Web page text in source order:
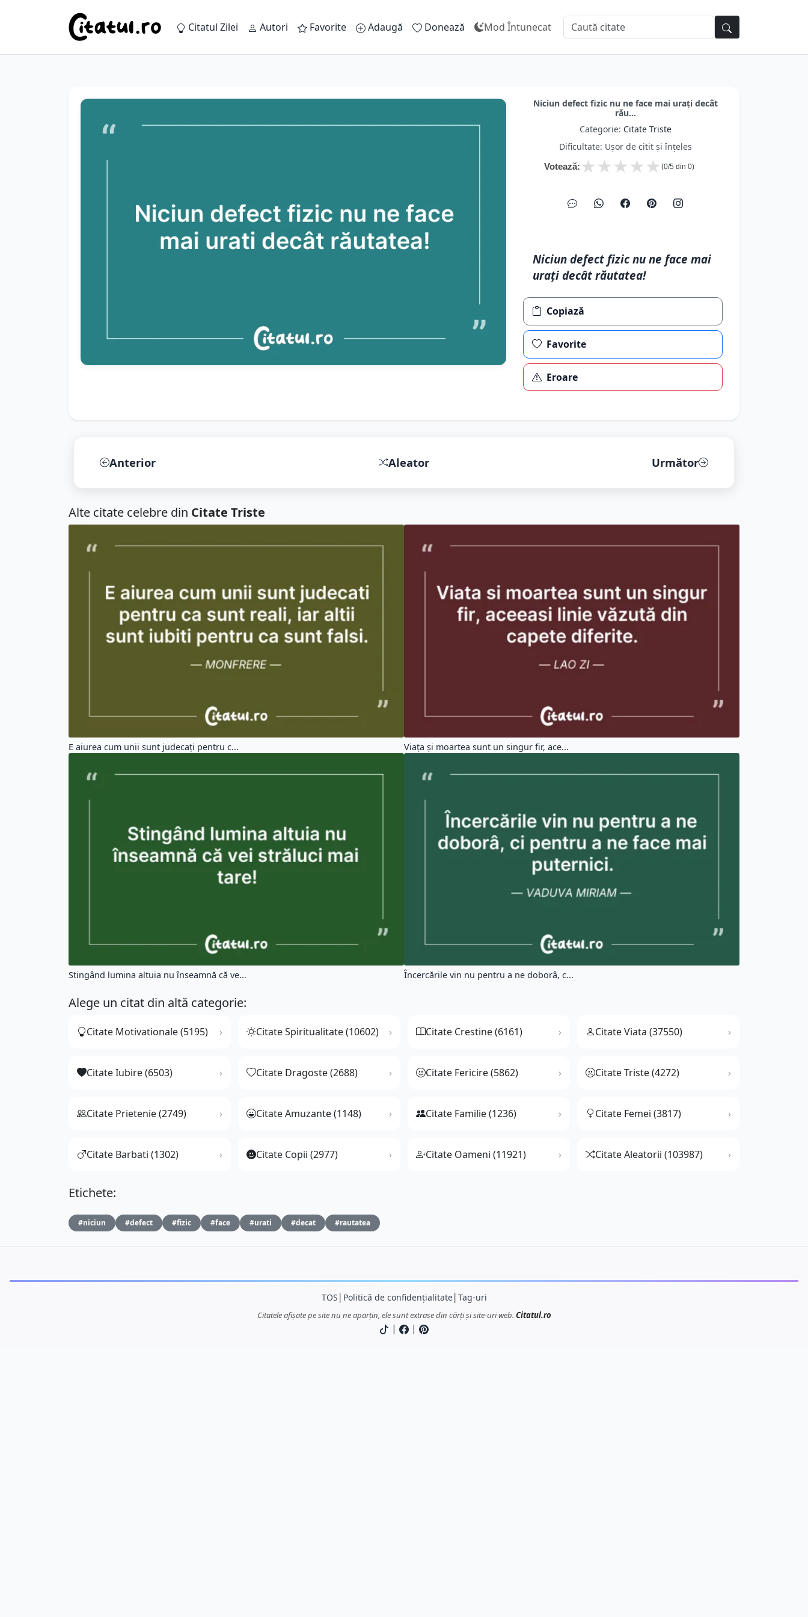
Citatul Zilei Autori Favorite Adaugă Donează Mod Întunecat
Niciun defect fizic nu ne face mai urați decât
rău...
Categorie: Citate Triste
Dificultate: Ușor de citit și înțeles
Votează: ★
★
★
★
★ (0/5 din 0)
Niciun defect fizic nu ne face mai
urați decât răutatea!
Copiază
Favorite
Eroare
Anterior Aleator Următor
Alte citate celebre din Citate Triste
E aiurea cum unii sunt judecați pentru c... Viața și moartea sunt un singur fir, ace...
Stingând lumina altuia nu înseamnă că ve... Încercările vin nu pentru a ne doborâ, c...
Alege un citat din altă categorie:
Citate Motivationale (5195) Citate Spiritualitate (10602) Citate Crestine (6161) Citate Viata (37550)
Citate Iubire (6503) Citate Dragoste (2688) Citate Fericire (5862) Citate Triste (4272)
Citate Prietenie (2749) Citate Amuzante (1148) Citate Familie (1236) Citate Femei (3817)
Citate Barbati (1302) Citate Copii (2977) Citate Oameni (11921) Citate Aleatorii (103987)
Etichete:
#niciun #defect #fizic #face #urati #decat #rautatea
TOS Politică de confidențialitate│ Tag-uri
Citatele afișate pe site nu ne aparțin, ele sunt extrase din cărți și site-uri web. Citatul.ro
| |